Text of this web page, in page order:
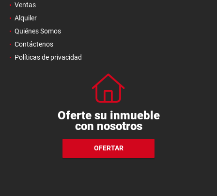
Ventas
Alquiler
Quiénes Somos
Contáctenos
Políticas de privacidad
Oferte su inmueble
con nosotros
OFERTAR